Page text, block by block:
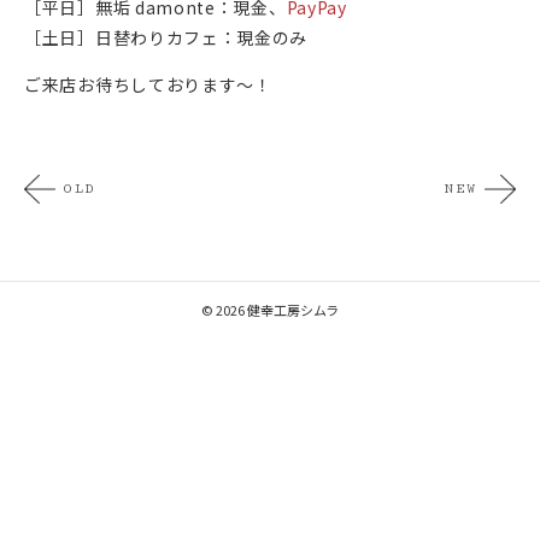
［平日］無垢 damonte：現金、 PayPay
［土日］日替わりカフェ：現金のみ
ご来店お待ちしております〜！
OLD NEW
© 2026 健幸工房シムラ